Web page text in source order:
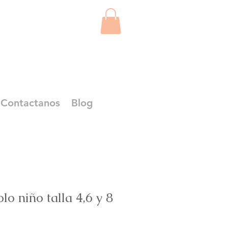
Contactanos Blog
niño talla 4,6 y 8